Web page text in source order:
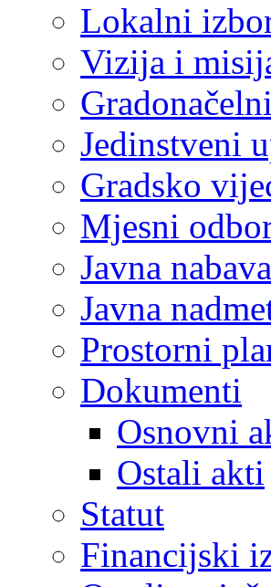
Lokalni
Vizija i
Jedinstveni
Gradsko
Mjesni
Javna nabava
Javna
Prostorni
Dokumenti
Osnovni
Ostali akti
Statut
Financijski